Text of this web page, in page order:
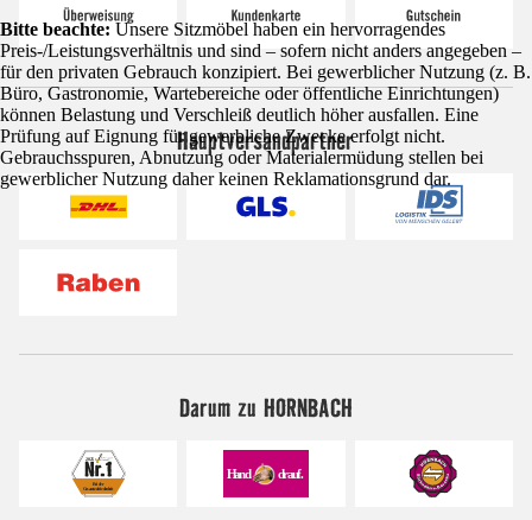
Bitte beachte: Unsere Sitzmöbel haben ein hervorragendes
Preis-/Leistungsverhältnis und sind – sofern nicht anders angegeben –
für den privaten Gebrauch konzipiert. Bei gewerblicher Nutzung (z. B.
Büro, Gastronomie, Wartebereiche oder öffentliche Einrichtungen)
können Belastung und Verschleiß deutlich höher ausfallen. Eine
Prüfung auf Eignung für gewerbliche Zwecke erfolgt nicht.
Gebrauchsspuren, Abnutzung oder Materialermüdung stellen bei
gewerblicher Nutzung daher keinen Reklamationsgrund dar.
Hauptversandpartner
Darum zu HORNBACH